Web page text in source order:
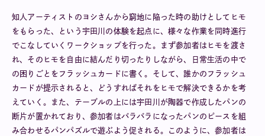
知人アーティストのヨシさんから窮地に陥った時の助けとしてヒモ
をもらった、という宇田川の体験を起点に、様々な作業を同時進行
でこなしていくワークショップを行った。まず参加者はヒモを渡さ
れ、そのヒモを自由に結んだり切ったりしながら、日常生活の中で
の困りごとをフラッシュカードに書く。そして、誰かのフラッシュ
カードが提示されると、どうすればそれをヒモで解決できるかを考
えていく。また、テーブルの上には宇田川が陶器で作成したパンの
断片が置かれており、参加者はバラバラになったパンのピースを組
み合わせるパンパズルで遊ぶよう促される。このように、参加者は